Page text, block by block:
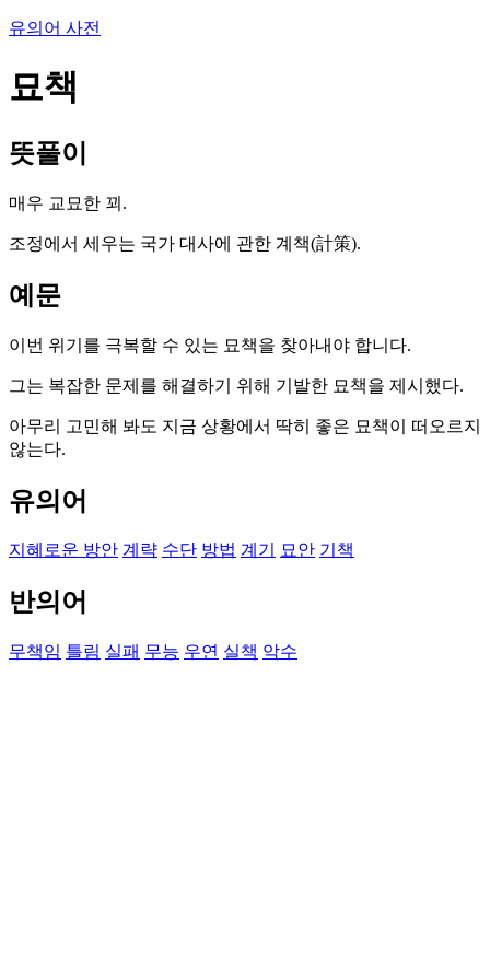
유의어 사전
묘책
뜻풀이
매우 교묘한 꾀.
조정에서 세우는 국가 대사에 관한 계책(計策).
예문
이번 위기를 극복할 수 있는 묘책을 찾아내야 합니다.
그는 복잡한 문제를 해결하기 위해 기발한 묘책을 제시했다.
아무리 고민해 봐도 지금 상황에서 딱히 좋은 묘책이 떠오르지
않는다.
유의어
지혜로운 방안 계략 수단 방법 계기 묘안 기책
반의어
무책임 틀림 실패 무능 우연 실책 악수